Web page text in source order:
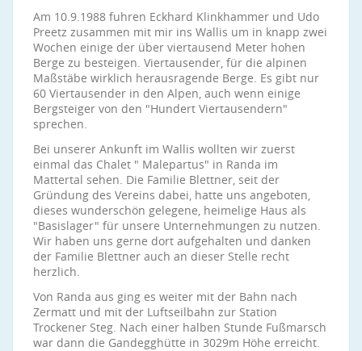
Am 10.9.1988 fuhren Eckhard Klinkhammer und Udo
Preetz zusammen mit mir ins Wallis um in knapp zwei
Wochen einige der über viertausend Meter hohen
Berge zu besteigen. Viertausender, für die alpinen
Maßstäbe wirklich herausragende Berge. Es gibt nur
60 Viertausender in den Alpen, auch wenn einige
Bergsteiger von den "Hundert Viertausendern"
sprechen.
Bei unserer Ankunft im Wallis wollten wir zuerst
einmal das Chalet " Malepartus" in Randa im
Mattertal sehen. Die Familie Blettner, seit der
Gründung des Vereins dabei, hatte uns angeboten,
dieses wunderschön gelegene, heimelige Haus als
"Basislager" für unsere Unternehmungen zu nutzen.
Wir haben uns gerne dort aufgehalten und danken
der Familie Blettner auch an dieser Stelle recht
herzlich.
Von Randa aus ging es weiter mit der Bahn nach
Zermatt und mit der Luftseilbahn zur Station
Trockener Steg. Nach einer halben Stunde Fußmarsch
war dann die Gandegghütte in 3029m Höhe erreicht.